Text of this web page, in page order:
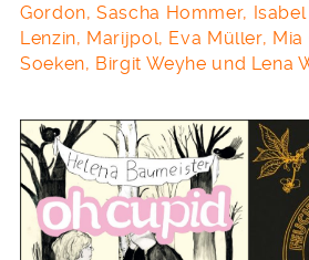
Gordon, Sascha Hommer,
Lenzin, Marijpol, Eva Müller,
Soeken, Birgit Weyhe und Lena